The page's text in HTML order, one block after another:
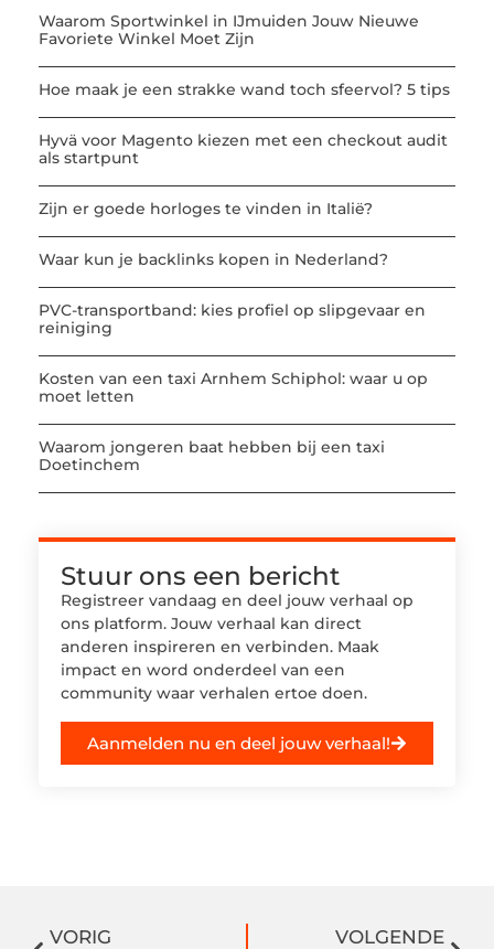
Waarom Sportwinkel in IJmuiden Jouw Nieuwe
Favoriete Winkel Moet Zijn
Hoe maak je een strakke wand toch sfeervol? 5 tips
Hyvä voor Magento kiezen met een checkout audit
als startpunt
Zijn er goede horloges te vinden in Italië?
Waar kun je backlinks kopen in Nederland?
PVC-transportband: kies profiel op slipgevaar en
reiniging
Kosten van een taxi Arnhem Schiphol: waar u op
moet letten
Waarom jongeren baat hebben bij een taxi
Doetinchem
Stuur ons een bericht
Registreer vandaag en deel jouw verhaal op
ons platform. Jouw verhaal kan direct
anderen inspireren en verbinden. Maak
impact en word onderdeel van een
community waar verhalen ertoe doen.
Aanmelden nu en deel jouw verhaal!
VORIG VOLGENDE